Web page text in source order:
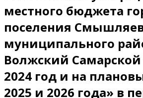
местного бюджета
поселения
муниципального
Волжский Самарской
2024 год и на
2025 и 2026 года» в